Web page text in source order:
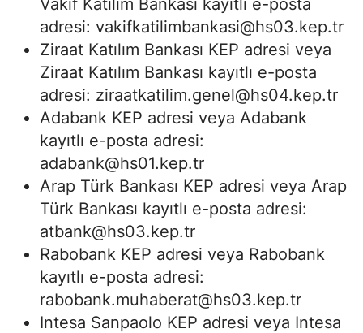
adresi: vakifkatilimbankasi@hs03.kep.tr
Ziraat Katılım Bankası KEP adresi veya
Ziraat Katılım Bankası kayıtlı e-posta
adresi: ziraatkatilim.genel@hs04.kep.tr
Adabank KEP adresi veya Adabank
kayıtlı e-posta adresi:
adabank@hs01.kep.tr
Arap Türk Bankası KEP adresi veya Arap
Türk Bankası kayıtlı e-posta adresi:
atbank@hs03.kep.tr
Rabobank KEP adresi veya Rabobank
kayıtlı e-posta adresi:
rabobank.muhaberat@hs03.kep.tr
Intesa Sanpaolo KEP adresi veya Intesa